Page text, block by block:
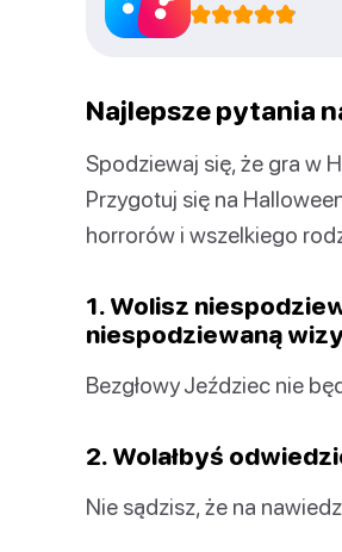
Najlepsze pytania
Spodziewaj się, że gra w
Przygotuj się na
horrorów i wszelkiego
1. Wolisz
niespodziewaną
Bezgłowy Jeździec nie
2. Wolałbyś
Nie sądzisz, że na